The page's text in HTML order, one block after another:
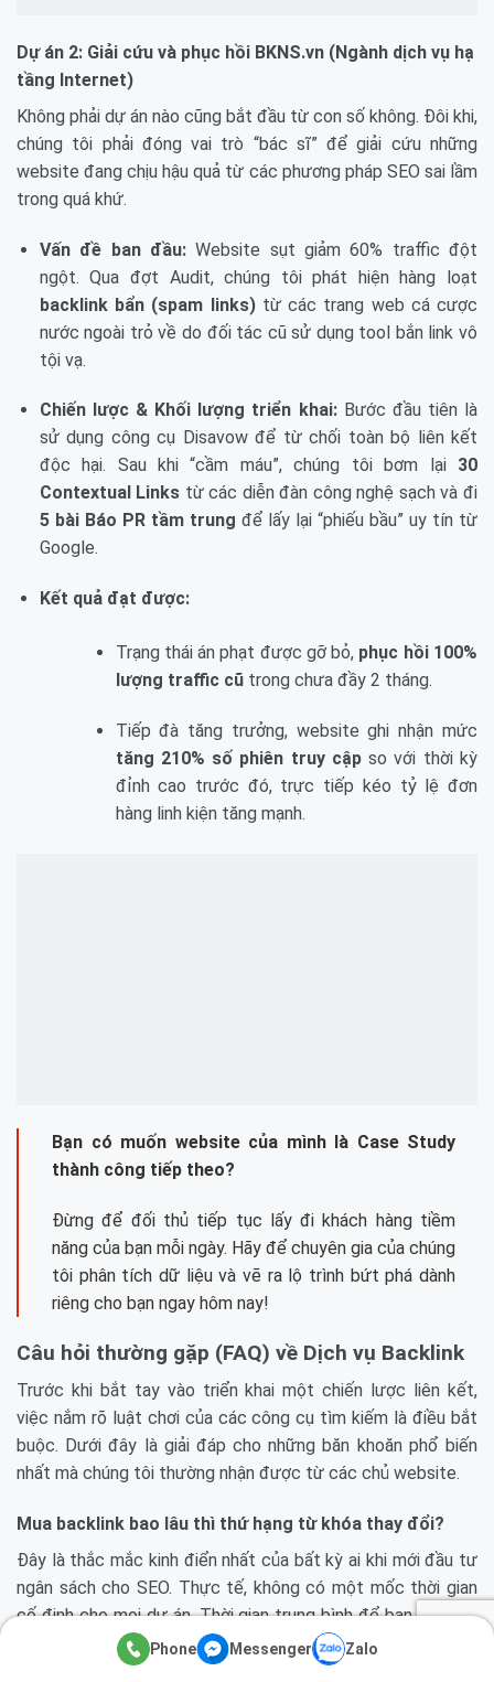
Dự án 2: Giải cứu và phục hồi BKNS.vn (Ngành dịch vụ hạ
tầng Internet)
Không phải dự án nào cũng bắt đầu từ con số không. Đôi khi,
chúng tôi phải đóng vai trò “bác sĩ” để giải cứu những
website đang chịu hậu quả từ các phương pháp SEO sai lầm
trong quá khứ.
Vấn đề ban đầu:Website sụt giảm 60% traffic đột
ngột. Qua đợt Audit, chúng tôi phát hiện hàng loạt
backlink bẩn (spam links)từ các trang web cá cược
nước ngoài trỏ về do đối tác cũ sử dụng tool bắn link vô
tội vạ.
Chiến lược & Khối lượng triển khai:Bước đầu tiên là
sử dụng công cụ Disavow để từ chối toàn bộ liên kết
độc hại. Sau khi “cầm máu”, chúng tôi bơm lại 30
Contextual Links từ các diễn đàn công nghệ sạch và đi
5 bài Báo PR tầm trung để lấy lại “phiếu bầu” uy tín từ
Google.
Kết quả đạt được:
Trạng thái án phạt được gỡ bỏ, phục hồi 100%
lượng traffic cũtrong chưa đầy 2 tháng.
Tiếp đà tăng trưởng, website ghi nhận mức
tăng 210% số phiên truy cậpso với thời kỳ
đỉnh cao trước đó, trực tiếp kéo tỷ lệ đơn
hàng linh kiện tăng mạnh.
Bạn có muốn website của mình là Case Study
thành công tiếp theo?
Đừng để đối thủ tiếp tục lấy đi khách hàng tiềm
năng của bạn mỗi ngày. Hãy để chuyên gia của chúng
tôi phân tích dữ liệu và vẽ ra lộ trình bứt phá dành
riêng cho bạn ngay hôm nay!
Câu hỏi thường gặp (FAQ) về Dịch vụ Backlink
Trước khi bắt tay vào triển khai một chiến lược liên kết,
việc nắm rõ luật chơi của các công cụ tìm kiếm là điều bắt
buộc. Dưới đây là giải đáp cho những băn khoăn phổ biến
nhất mà chúng tôi thường nhận được từ các chủ website.
Mua backlink bao lâu thì thứ hạng từ khóa thay đổi?
Đây là thắc mắc kinh điển nhất của bất kỳ ai khi mới đầu tư
ngân sách cho SEO. Thực tế, không có một mốc thời gian
cố định cho mọi dự án. Thời gian trung bình để bạn thấy sự
dịch chuyển thứ hạng rõ rệt là từ 2 đến 6 tuần sau khi liên
kết được lập chỉ mục (index).
Phone Messenger Zalo